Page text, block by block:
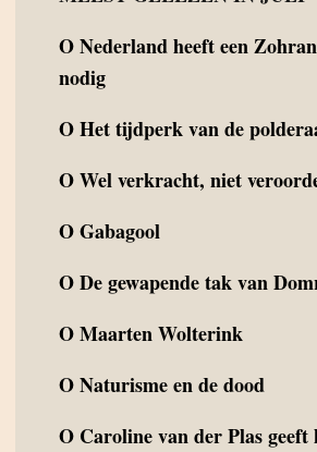
ONederland heeft een
nodig
OHet tijdperk van de
OWel verkracht, niet
OGabagool
ODe gewapende tak van
OMaarten Wolterink
ONaturisme en de dood
O Caroline van der Plas geeft